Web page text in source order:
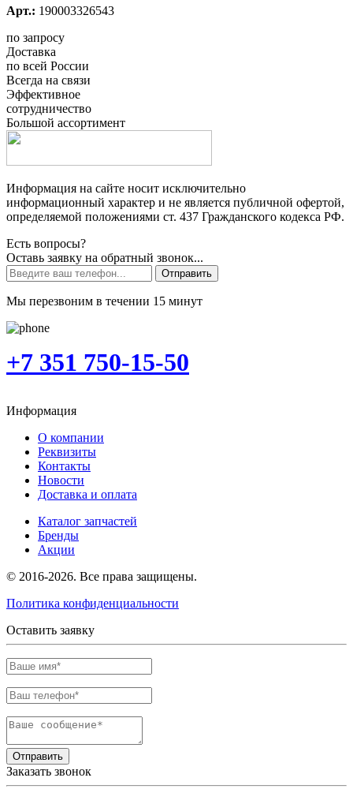
Арт.: 190003326543
по запросу
Доставка
по всей России
Всегда на связи
Эффективное
сотрудничество
Большой ассортимент
Информация на сайте носит исключительно
информационный характер и не является публичной офертой,
определяемой положениями ст. 437 Гражданского кодекса РФ.
Есть вопросы?
Оставь заявку на обратный звонок...
Отправить
Мы перезвоним в течении 15 минут
+7 351 750-15-50
Информация
О компании
Реквизиты
Контакты
Новости
Доставка и оплата
Каталог запчастей
Бренды
Акции
© 2016-2026. Все права защищены.
Политика конфиденциальности
Оставить заявку
Отправить
Заказать звонок